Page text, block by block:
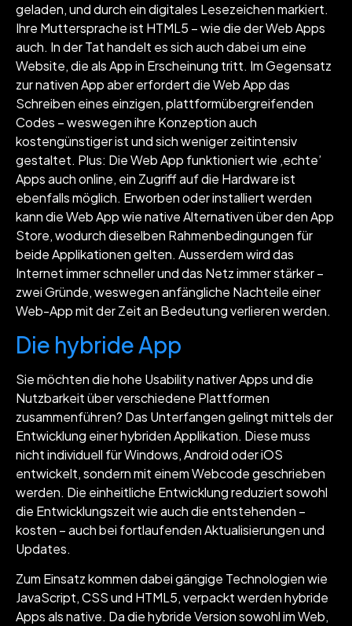
geladen, und durch ein digitales Lesezeichen markiert.
Ihre Muttersprache ist HTML5 – wie die der Web Apps
auch. In der Tat handelt es sich auch dabei um eine
Website, die als App in Erscheinung tritt. Im Gegensatz
zur nativen App aber erfordert die Web App das
Schreiben eines einzigen, plattformübergreifenden
Codes – weswegen ihre Konzeption auch
kostengünstiger ist und sich weniger zeitintensiv
gestaltet. Plus: Die Web App funktioniert wie ‚echte’
Apps auch online, ein Zugriff auf die Hardware ist
ebenfalls möglich. Erworben oder installiert werden
kann die Web App wie native Alternativen über den App
Store, wodurch dieselben Rahmenbedingungen für
beide Applikationen gelten. Ausserdem wird das
Internet immer schneller und das Netz immer stärker –
zwei Gründe, weswegen anfängliche Nachteile einer
Web-App mit der Zeit an Bedeutung verlieren werden.
Die hybride App
Sie möchten die hohe Usability nativer Apps und die
Nutzbarkeit über verschiedene Plattformen
zusammenführen? Das Unterfangen gelingt mittels der
Entwicklung einer hybriden Applikation. Diese muss
nicht individuell für Windows, Android oder iOS
entwickelt, sondern mit einem Webcode geschrieben
werden. Die einheitliche Entwicklung reduziert sowohl
die Entwicklungszeit wie auch die entstehenden –
kosten – auch bei fortlaufenden Aktualisierungen und
Updates.
Zum Einsatz kommen dabei gängige Technologien wie
JavaScript, CSS und HTML5, verpackt werden hybride
Apps als native. Da die hybride Version sowohl im Web,